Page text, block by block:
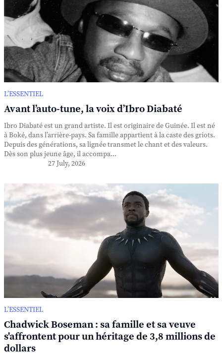
L’ESSENTIEL
Avant l’auto-tune, la voix d’Ibro Diabaté
Ibro Diabaté est un grand artiste. Il est originaire de Guinée. Il est né
à Boké, dans l’arrière-pays. Sa famille appartient à la caste des griots.
Depuis des générations, sa lignée transmet le chant et des valeurs.
Dès son plus jeune âge, il accompa...
27 July, 2026
L’ESSENTIEL
Chadwick Boseman : sa famille et sa veuve
s'affrontent pour un héritage de 3,8 millions de
dollars